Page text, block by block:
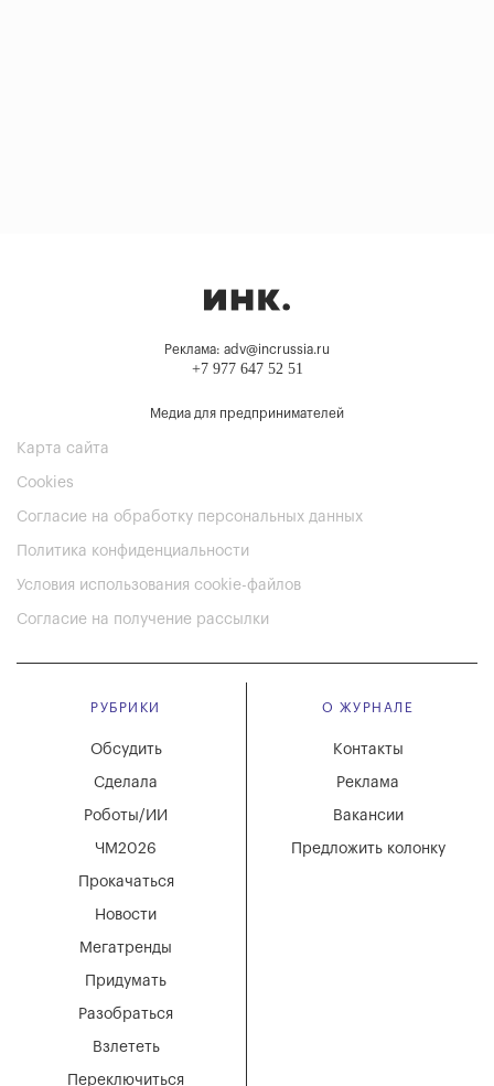
Реклама: adv@incrussia.ru
+7 977 647 52 51
Медиа для предпринимателей
Карта сайта
Cookies
Согласие на обработку персональных данных
Политика конфиденциальности
Условия использования cookie-файлов
Согласие на получение рассылки
РУБРИКИ
Мегатренды
Придумать
Разобраться
Взлететь
Новости
Переключиться
Обсудить
Сделала
Роботы/ИИ
ЧМ2026
Прокачаться
О ЖУРНАЛЕ
Вакансии
Реклама
Контакты
Предложить колонку